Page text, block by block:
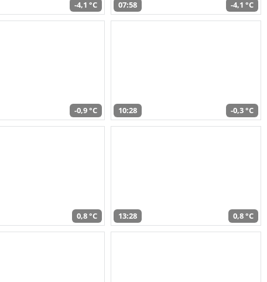
-4,1 °C 07:58 -4,1 °C
-0,9 °C 10:28 -0,3 °C
0,8 °C 13:28 0,8 °C